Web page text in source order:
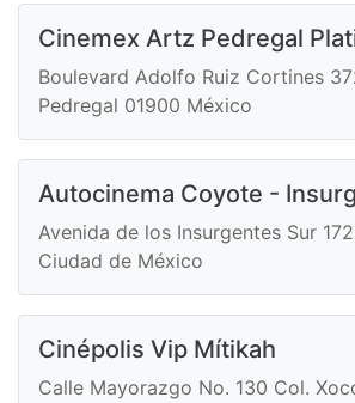
Cinemex Artz Pedregal
Boulevard Adolfo Ruiz Cortines
Pedregal 01900 México
Autocinema Coyote -
Avenida de los Insurgentes Sur
Ciudad de México
Cinépolis Vip Mítikah
Calle Mayorazgo No. 130 Col.